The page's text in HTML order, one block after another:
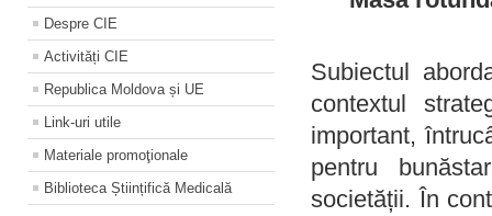
Despre CIE
Activități CIE
Republica Moldova și UE
Link-uri utile
Materiale promoţionale
Biblioteca Științifică Medicală
Subiectul
contextul
important,
pentru
societății. În